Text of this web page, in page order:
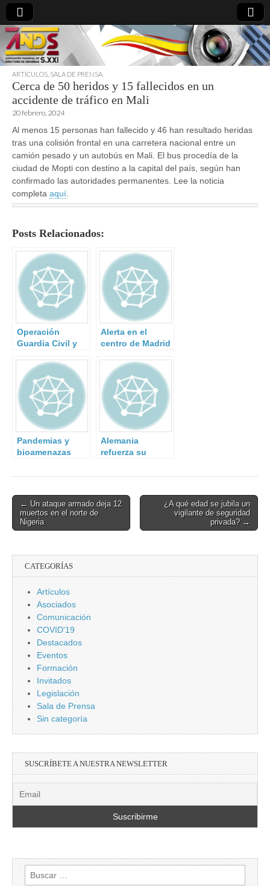
directoresdeseguridad.es
ARTÍCULOS SALA DE PRENSA
Cerca de 50 heridos y 15 fallecidos en un
accidente de tráfico en Mali
20 febrero, 2024
Al menos 15 personas han fallecido y 46 han resultado heridas
tras una colisión frontal en una carretera nacional entre un
camión pesado y un autobús en Mali. El bus procedía de la
ciudad de Mopti con destino a la capital del país, según han
confirmado las autoridades permanentes. Lee la noticia
completa aquí
Posts Relacionados:
Operación
Guardia Civil y
Alerta en el
centro de Madrid
de material
radiactivo en un
contenedor.
Pandemias y
bioamenazas
siglo XXI
Alemania
refuerza su
seguridad
Post
navigation
← Un ataque armado deja 12
muertos en el norte de
Nigeria
¿A qué edad se jubila un
vigilante de seguridad
privada? →
CATEGORÍAS
Artículos
Asociados
Comunicación
COVID'19
Destacados
Eventos
Formación
Invitados
Legislación
Sala de Prensa
Sin categoría
SUSCRÍBETE A NUESTRA NEWSLETTER
Buscar: